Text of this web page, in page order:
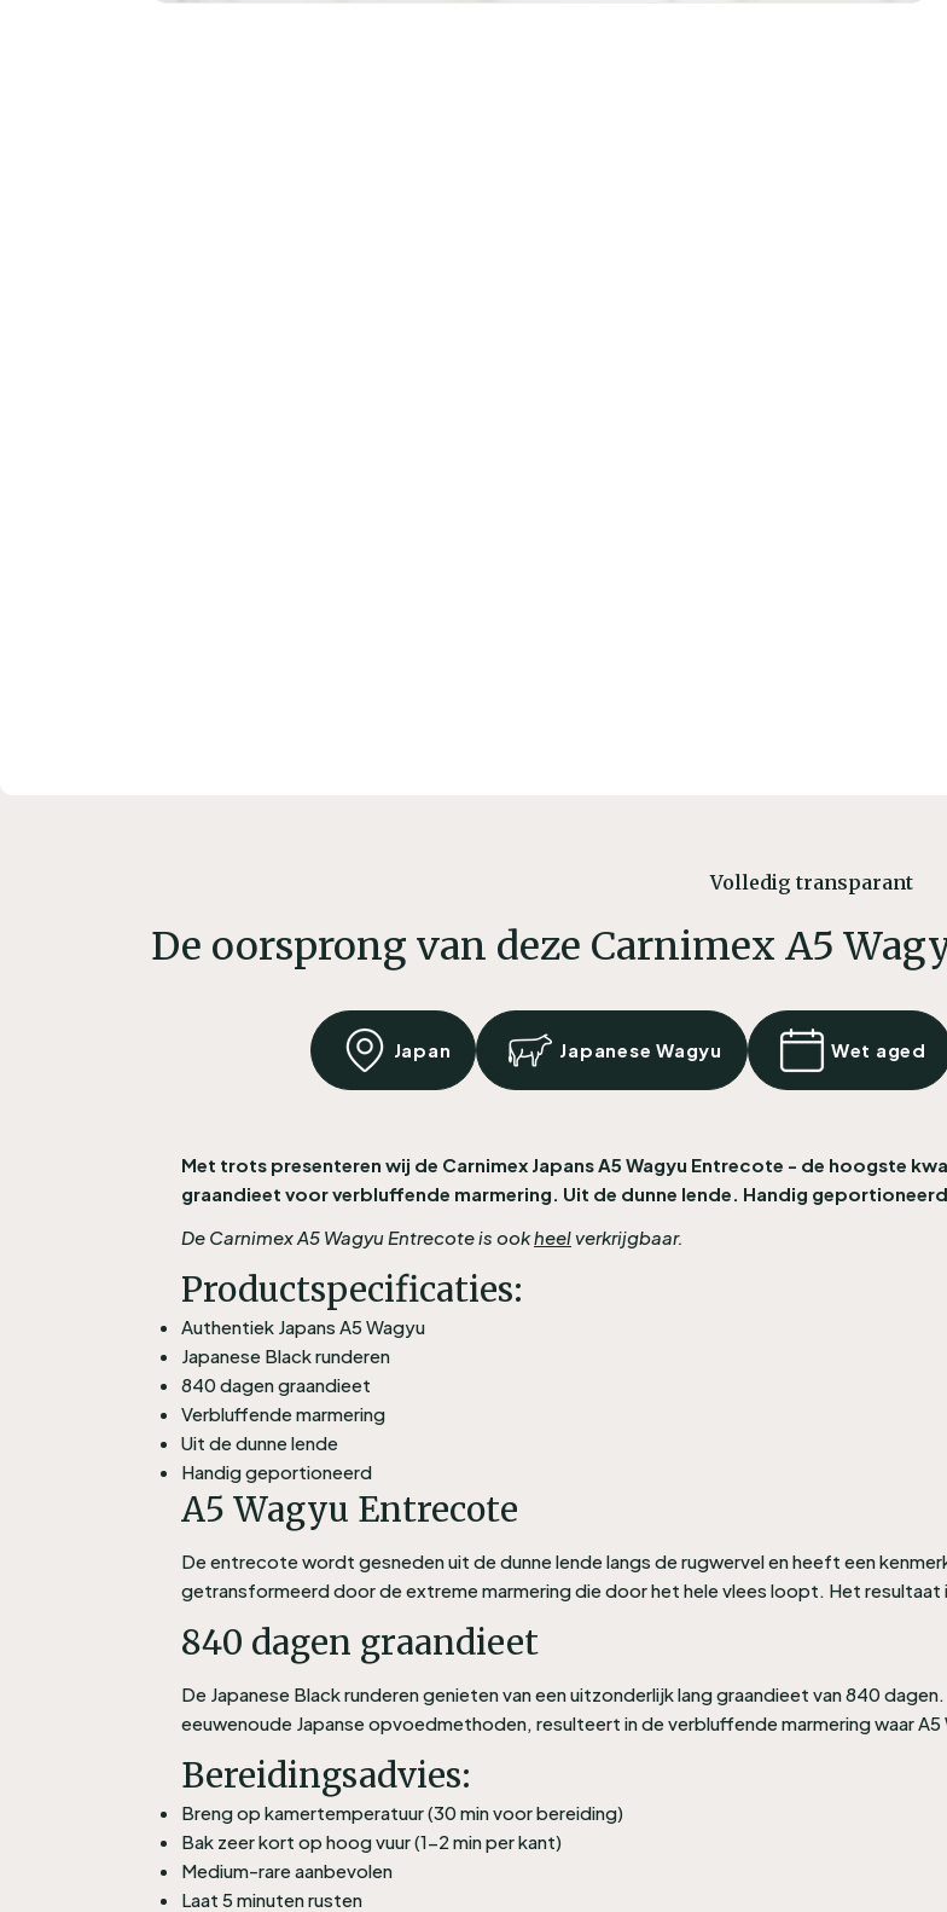
Volledig transparant
De oorsprong van deze Carnimex A5
Japan Japanese Wagyu Wet aged
Met trots presenteren wij de Carnimex Japans A5 Wagyu Entrecote - de hoogste
graandieet voor verbluffende marmering. Uit de dunne lende. Handig
De Carnimex A5 Wagyu Entrecote is ookheelverkrijgbaar.
Productspecificaties:
Authentiek Japans A5 Wagyu
Japanese Black runderen
840 dagen graandieet
Verbluffende marmering
Uit de dunne lende
Handig geportioneerd
A5 Wagyu Entrecote
De entrecote wordt gesneden uit de dunne lende langs de rugwervel en heeft een
getransformeerd door de extreme marmering die door het hele vlees loopt. Het
840 dagen graandieet
De Japanese Black runderen genieten van een uitzonderlijk lang graandieet van 840
eeuwenoude Japanse opvoedmethoden, resulteert in de verbluffende marmering waar
Bereidingsadvies:
Breng op kamertemperatuur (30 min voor bereiding)
Bak zeer kort op hoog vuur (1-2 min per kant)
Medium-rare aanbevolen
Laat 5 minuten rusten